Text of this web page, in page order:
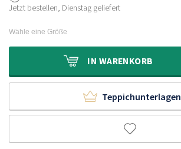
Jetzt bestellen, Dienstag geliefert
Wähle eine Größe
IN WARENKORB
Teppichunterlagen